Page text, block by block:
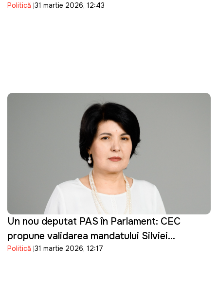
Politică 31 martie 2026, 12:43
Un nou deputat PAS în Parlament: CEC
propune validarea mandatului Silviei
Bondarenco
Politică 31 martie 2026, 12:17